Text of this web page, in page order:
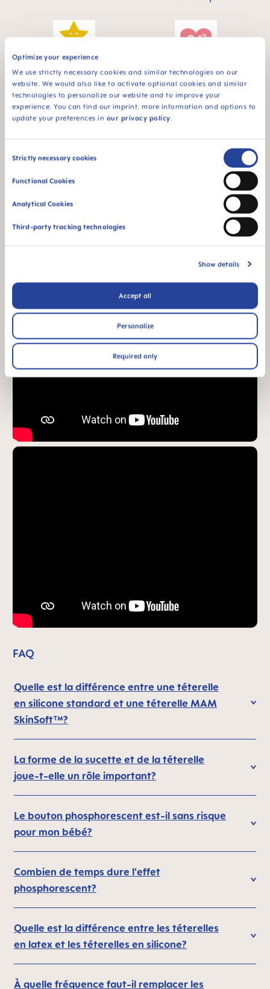
Optimize your experience
We use strictly necessary cookies and similar technologies on our
website. We would also like to activate optional cookies and similar
technologies to personalize our website and to improve your
experience. You can find our imprint, more information and options to
update your preferences in our privacy policy.
Consent
Strictly necessary cookies
Functional Cookies
Analytical Cookies
Third-party tracking technologies
Show details
Accept all
Personalize
Required only
Brille dans le noir
pour la retrouver plus
facilement la nuit
94% NIPPLE
ACCEPTANCE
94 % d’acceptation
de la tétine :
par les bébés, pour
une sensation
¹ Étude de marché 2009-2023, tests réalisés auprès de 1,588
FAQ
Quelle est la différence entre une téterelle
en silicone standard et une téterelle MAM
SkinSoft™?
La forme de la sucette et de la téterelle
joue-t-elle un rôle important?
Le bouton phosphorescent est-il sans risque
pour mon bébé?
Combien de temps dure l'effet
phosphorescent?
Quelle est la différence entre les téterelles
en latex et les téterelles en silicone?
À quelle fréquence faut-il remplacer les